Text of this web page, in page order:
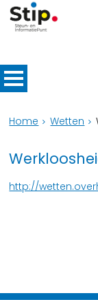
Home Wetten
http://